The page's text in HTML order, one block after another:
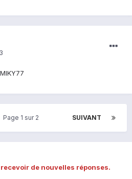
SUIVANT
Page 1 sur 2
de nouvelles réponses.